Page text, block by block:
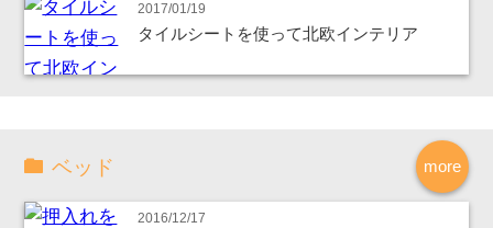
2017/01/19
タイルシートを使って北欧インテリア
more
ベッド
2016/12/17